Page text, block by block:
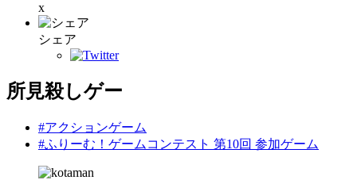
x
シェア
所見殺しゲー
#アクションゲーム
#ふりーむ！ゲームコンテスト 第10回 参加ゲーム